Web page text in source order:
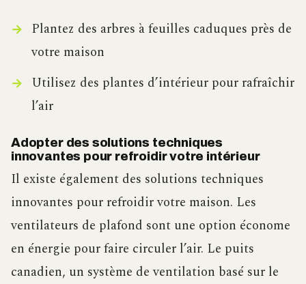
Plantez des arbres à feuilles caduques près de
votre maison
Utilisez des plantes d’intérieur pour rafraîchir
l’air
Adopter des solutions techniques
innovantes pour refroidir votre intérieur
Il existe également des solutions techniques
innovantes pour refroidir votre maison. Les
ventilateurs de plafond sont une option économe
en énergie pour faire circuler l’air. Le puits
canadien, un système de ventilation basé sur le